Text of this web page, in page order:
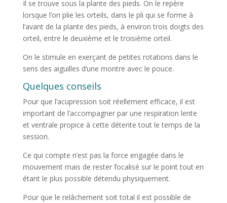
Il se trouve sous la plante des pieds. On le repère
lorsque l’on plie les orteils, dans le pli qui se forme à
l’avant de la plante des pieds, à environ trois doigts des
orteil, entre le deuxième et le troisième orteil.
On le stimule en exerçant de petites rotations dans le
sens des aiguilles d’une montre avec le pouce.
Quelques conseils
Pour que l’acupression soit réellement efficace, il est
important de l’accompagner par une respiration lente
et ventrale propice à cette détente tout le temps de la
session.
Ce qui compte n’est pas la force engagée dans le
mouvement mais de rester focalisé sur le point tout en
étant le plus possible détendu physiquement.
Pour que le relâchement soit total il est possible de